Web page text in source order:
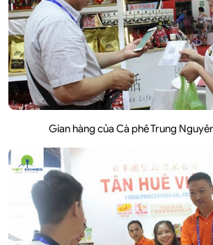
Gian hàng của Cà phê Trung